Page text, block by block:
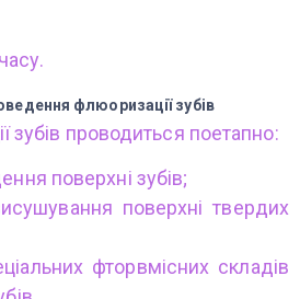
флюоризації зубів
зубів проводиться поетапно:
поверхні зубів;
поверхні твердих
фторвмісних складів